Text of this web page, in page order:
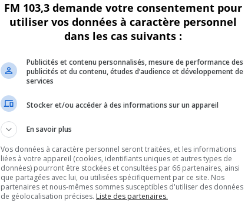
FM 103,3 demande votre consentement pour
utiliser vos données à caractère personnel
dans les cas suivants :
Publicités et contenu personnalisés, mesure de performance des
publicités et du contenu, études d’audience et développement de
services
Stocker et/ou accéder à des informations sur un appareil
En savoir plus
Vos données à caractère personnel seront traitées, et les informations
liées à votre appareil (cookies, identifiants uniques et autres types de
données) pourront être stockées et consultées par 66 partenaires, ainsi
que partagées avec lui, ou utilisées spécifiquement par ce site. Nos
partenaires et nous-mêmes sommes susceptibles d'utiliser des données
de géolocalisation précises. Liste des partenaires.